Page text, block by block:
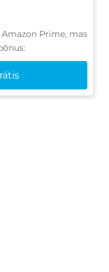
Prime, mas